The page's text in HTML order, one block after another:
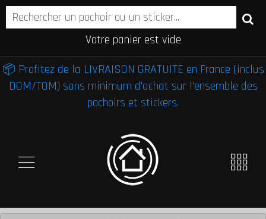
Votre panier est vide
📦 Profitez de la LIVRAISON GRATUITE en France (inclus
DOM/TOM) sans minimum d'achat sur l'ensemble des
pochoirs et stickers.